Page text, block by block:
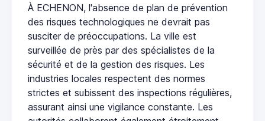
À ECHENON, l'absence de plan de prévention
des risques technologiques ne devrait pas
susciter de préoccupations. La ville est
surveillée de près par des spécialistes de la
sécurité et de la gestion des risques. Les
industries locales respectent des normes
strictes et subissent des inspections régulières,
assurant ainsi une vigilance constante. Les